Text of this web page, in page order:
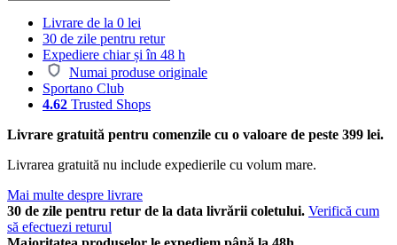
Livrare de la 0 lei
30 de zile pentru retur
Expediere chiar și în 48 h
Numai produse originale
Sportano Club
4.62 Trusted Shops
Livrare gratuită pentru comenzile cu o valoare de peste 399 lei.
Livrarea gratuită nu include expedierile cu volum mare.
Mai multe despre livrare
30 de zile pentru retur de la data livrării coletului. Verifică cum
să efectuezi returul